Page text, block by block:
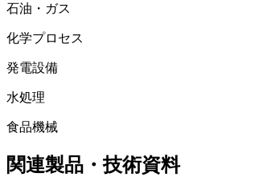
石油・ガス
化学プロセス
発電設備
水処理
食品機械
関連製品・技術資料